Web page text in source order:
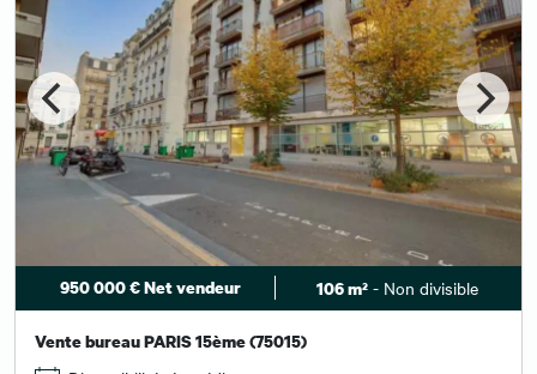
950 000 € Net vendeur 106 m²- Non divisible
Vente bureau PARIS 15ème (75015)